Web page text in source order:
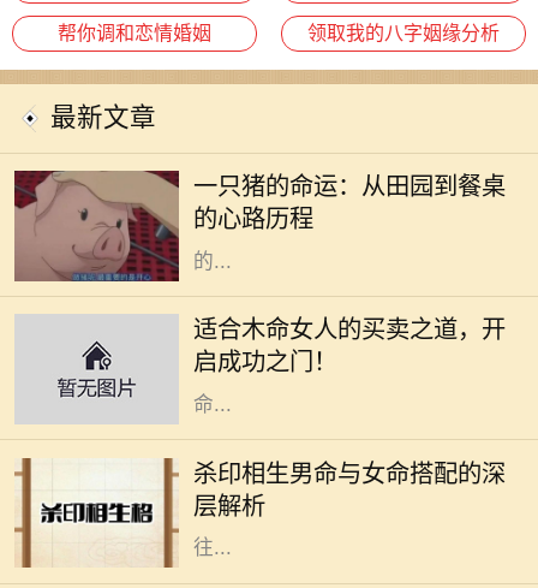
帮你调和恋情婚姻 领取我的八字姻缘分析
最新文章
一只猪的命运：从田园到餐桌
的心路历程
悦耳的叫声，一只肥胖的猪悠然自得
地在泥土中打滚。它的生活似乎无忧
无虑，每天享受着阳光、青草和农民
的...
适合木命女人的买卖之道，开
启成功之门！
木命女人在五行中代表着生机与创造
力，她们通常具有强烈的好奇心和创
造精神，适合从事与艺术、教育、咨
询等相关的行业。本文将深入探讨木
命...
杀印相生男命与女命搭配的深
层解析
在命理学中，男女命的搭配一直是一
个重要的话题，尤其是杀印相生的男
命。这种命格的特点是：杀星有力，
印绶相生，意味着这个男性的个性往
往...
在中华文化中，每个人的命运都与其